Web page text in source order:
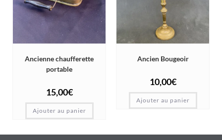
Ancienne chaufferette
portable
15,00€
Ajouter au panier
Ancien Bougeoir
10,00€
Ajouter au panier